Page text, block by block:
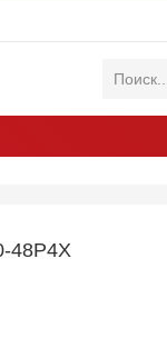
48P4X